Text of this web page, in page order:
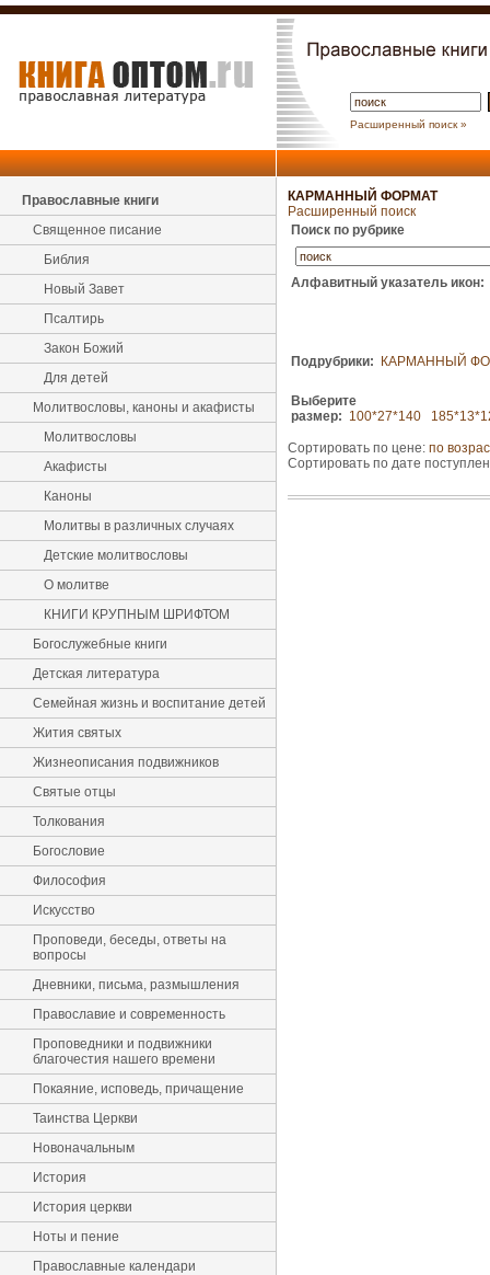
Расширенный поиск »
Православные книги
Священное писание
Библия
Новый Завет
Псалтирь
Закон Божий
Для детей
Молитвословы, каноны и акафисты
Молитвословы
Акафисты
Каноны
Молитвы в различных случаях
Детские молитвословы
О молитве
КНИГИ КРУПНЫМ ШРИФТОМ
Богослужебные книги
Детская литература
Семейная жизнь и воспитание детей
Жития святых
Жизнеописания подвижников
Святые отцы
Толкования
Богословие
Философия
Искусство
Проповеди, беседы, ответы на
вопросы
Дневники, письма, размышления
Православие и современность
Проповедники и подвижники
благочестия нашего времени
Покаяние, исповедь, причащение
Таинства Церкви
Новоначальным
История
История церкви
Ноты и пение
Православные календари
КАРМАННЫЙ ФОРМАТ
Расширенный поиск
Поиск по рубрике
Алфавитный указатель икон:
Подрубрики: КАРМАННЫЙ
Выберите
размер: 100*27*140
Сортировать по цене: по
Сортировать по дате